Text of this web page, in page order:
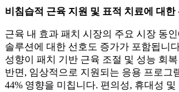
비침습적 근육 지원 및 표적 치료에 대한
근육 내 효과 패치 시장의 주요 시장 동
솔루션에 대한 선호도 증가가 포함됩니
성향이 패치 기반 근육 조절 및 성능 회
반면, 임상적으로 지원되는 응용 프로그
44% 영향을 미칩니다. 편의성, 휴대성 및